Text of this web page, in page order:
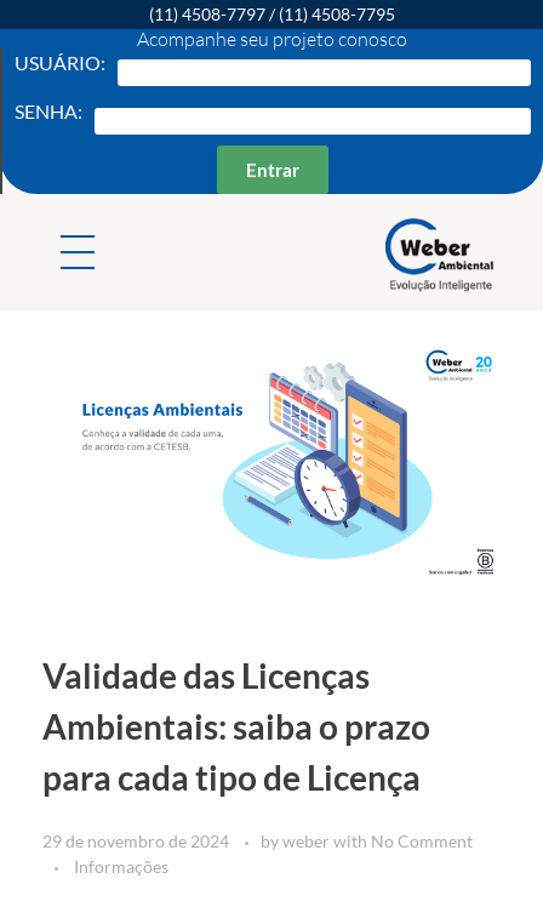
(11) 4508-7797/(11) 4508-7795
Acompanhe seu projeto conosco
USUÁRIO:
SENHA:
Entrar
Validade das Licenças
Ambientais: saiba o prazo
para cada tipo de Licença
29 de novembro de 2024 byweber with No Comment
Informações